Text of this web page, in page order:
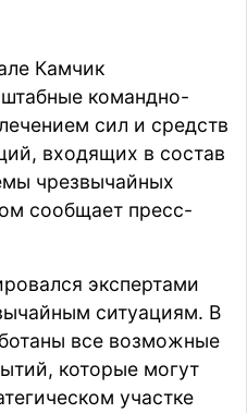
Камчик
командно-
сил и средств
входящих в состав
чрезвычайных
сообщает пресс-
экспертами
ситуациям. В
все возможные
которые могут
участке